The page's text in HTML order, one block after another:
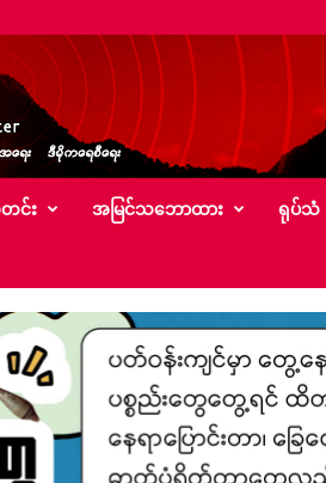
င်း အမြင်သ‌ဘောထား ရုပ်သံ